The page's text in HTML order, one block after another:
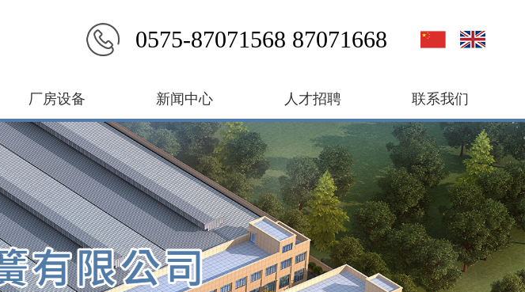
0575-87071568 87071668
厂房设备 新闻中心 人才招聘 联系我们